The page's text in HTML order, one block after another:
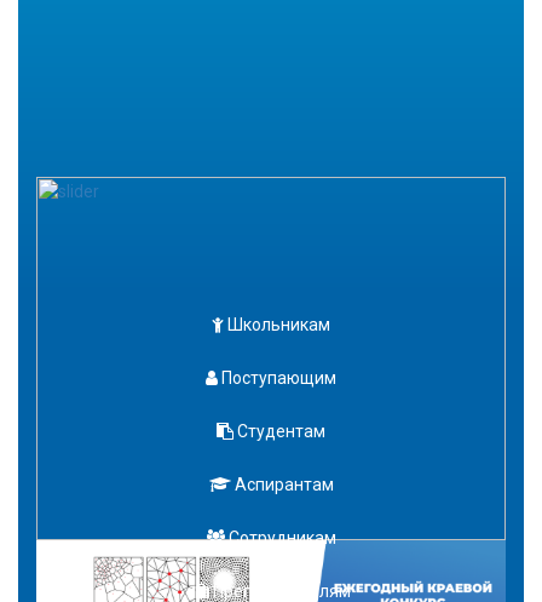
Школьникам
Поступающим
Студентам
Аспирантам
Сотрудникам
Преподавателям